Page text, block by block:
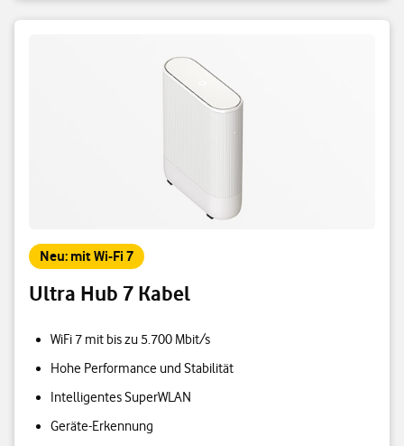
Neu: mit Wi-Fi 7
Ultra Hub 7 Kabel
WiFi 7 mit bis zu 5.700 Mbit/s
Hohe Performance und Stabilität
Intelligentes SuperWLAN
Geräte-Erkennung